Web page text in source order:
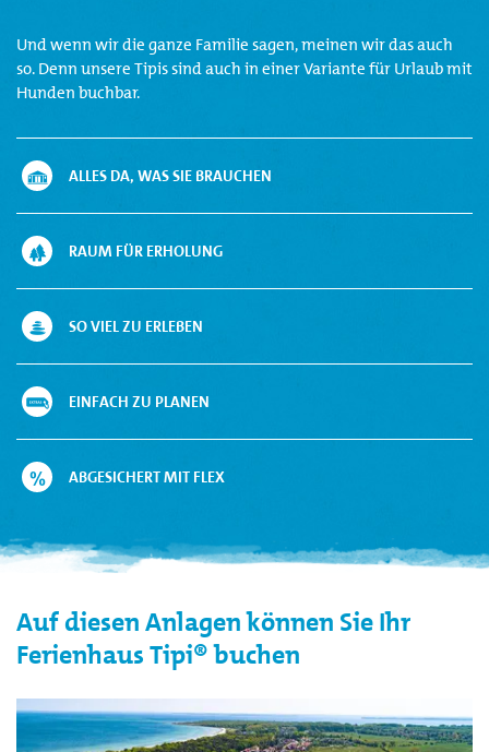
Und wenn wir die ganze Familie sagen, meinen wir das auch
so. Denn unsere Tipis sind auch in einer Variante für Urlaub mit
Hunden buchbar.
ALLES DA, WAS SIE BRAUCHEN
RAUM FÜR ERHOLUNG
SO VIEL ZU ERLEBEN
EINFACH ZU PLANEN
ABGESICHERT MIT FLEX
Auf diesen Anlagen können Sie Ihr
Ferienhaus Tipi® buchen